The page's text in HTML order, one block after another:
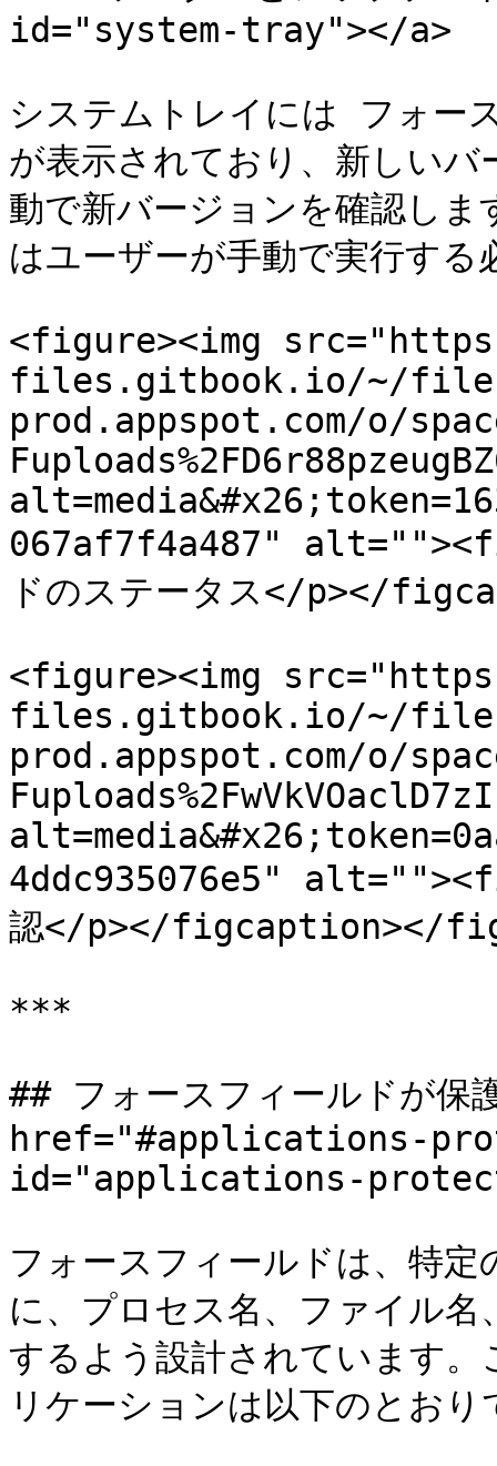
id="system-tray"></a>
システムトレイには フォー
が表示されており、新しい
動で新バージョンを確認し
はユーザーが手動で実行する
<figure><img
files.gitbook.io/~/
prod.appspot.com/o/
067af7f4a487"
ドのステータス</p></
<figure><img
files.gitbook.io/~/
prod.appspot.com/o/
4ddc935076e5"
認</p></figcaption></
***
## フォースフィールドが保
href="#applications-
id="applications-
フォースフィールドは、特
に、プロセス名、ファイル
するよう設計されています
リケーションは以下のとおり